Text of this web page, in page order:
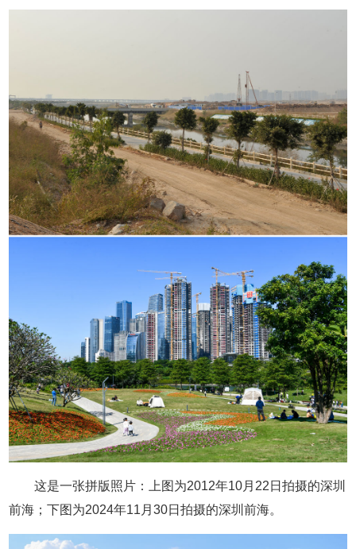
这是一张拼版照片：上图为2012年10月22日拍摄的深圳
前海；下图为2024年11月30日拍摄的深圳前海。